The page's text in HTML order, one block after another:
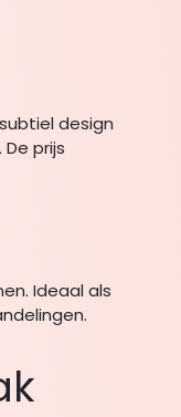
design
prijs
Ideaal als